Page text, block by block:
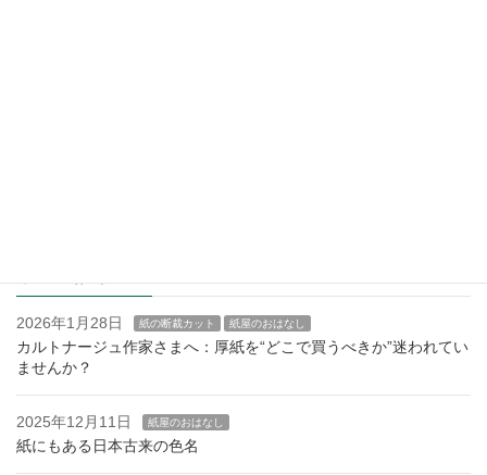
2026年1月28日 紙の断裁カット 紙屋のおはなし
カルトナージュ作家さまへ：厚紙を“どこで買うべきか”迷われてい
ませんか？
2025年12月11日 紙屋のおはなし
紙にもある日本古来の色名